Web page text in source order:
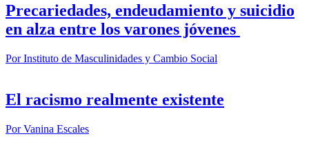
Precariedades, endeudamiento y suicidio
en alza entre los varones jóvenes
PorInstituto de Masculinidades y Cambio Social
El racismo realmente existente
PorVanina Escales